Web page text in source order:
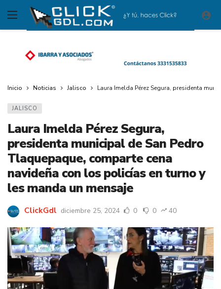
Inicio Noticias Jalisco Laura Imelda Pérez Segura, presidenta
JALISCO
Laura Imelda Pérez Segura,
presidenta municipal de San Pedro
Tlaquepaque, comparte cena
navideña con los policías en turno y
les manda un mensaje
ClickGdl diciembre 25, 2024 0 0 40